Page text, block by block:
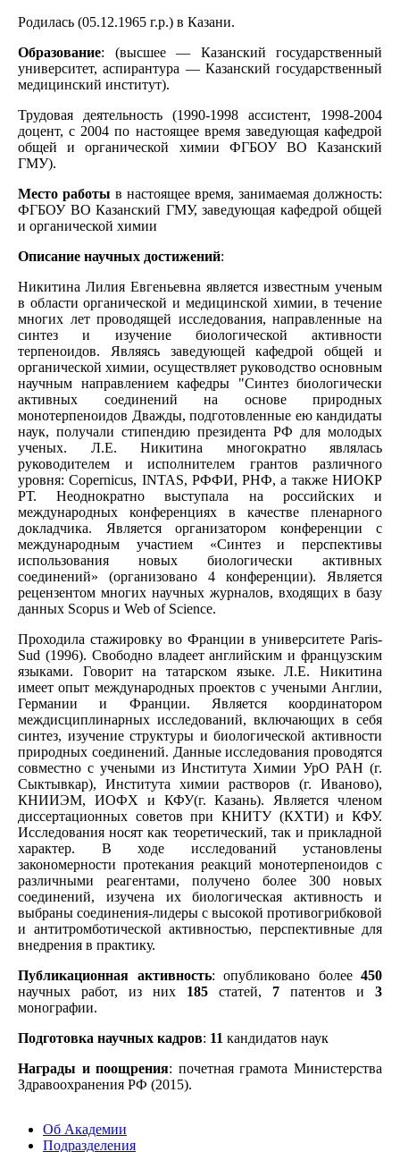
Родилась (05.12.1965 г.р.) в Казани.
Образование: (высшее — Казанский государственный
университет, аспирантура — Казанский государственный
медицинский институт).
Трудовая деятельность (1990-1998 ассистент, 1998-2004
доцент, с 2004 по настоящее время заведующая кафедрой
общей и органической химии ФГБОУ ВО Казанский
ГМУ).
Место работы в настоящее время, занимаемая должность:
ФГБОУ ВО Казанский ГМУ, заведующая кафедрой общей
и органической химии
Описание научных достижений:
Никитина Лилия Евгеньевна является известным ученым
в области органической и медицинской химии, в течение
многих лет проводящей исследования, направленные на
синтез и изучение биологической активности
терпеноидов. Являясь заведующей кафедрой общей и
органической химии, осуществляет руководство основным
научным направлением кафедры "Синтез биологически
активных соединений на основе природных
монотерпеноидов Дважды, подготовленные ею кандидаты
наук, получали стипендию президента РФ для молодых
ученых. Л.Е. Никитина многократно являлась
руководителем и исполнителем грантов различного
уровня: Сopernicus, INTAS, РФФИ, РНФ, а также НИОКР
РТ. Неоднократно выступала на российских и
международных конференциях в качестве пленарного
докладчика. Является организатором конференции с
международным участием «Синтез и перспективы
использования новых биологически активных
соединений» (организовано 4 конференции). Является
рецензентом многих научных журналов, входящих в базу
данных Scopus и Web of Science.
Проходила стажировку во Франции в университете Paris-
Sud (1996). Свободно владеет английским и французским
языками. Говорит на татарском языке. Л.Е. Никитина
имеет опыт международных проектов с учеными Англии,
Германии и Франции. Является координатором
междисциплинарных исследований, включающих в себя
синтез, изучение структуры и биологической активности
природных соединений. Данные исследования проводятся
совместно с учеными из Института Химии УрО РАН (г.
Сыктывкар), Института химии растворов (г. Иваново),
КНИИЭМ, ИОФХ и КФУ(г. Казань). Является членом
диссертационных советов при КНИТУ (КХТИ) и КФУ.
Исследования носят как теоретический, так и прикладной
характер. В ходе исследований установлены
закономерности протекания реакций монотерпеноидов с
различными реагентами, получено более 300 новых
соединений, изучена их биологическая активность и
выбраны соединения-лидеры с высокой противогрибковой
и антитромботической активностью, перспективные для
внедрения в практику.
Публикационная активность: опубликовано более 450
научных работ, из них 185 статей, 7 патентов и 3
монографии.
Подготовка научных кадров: 11 кандидатов наук
Награды и поощрения: почетная грамота Министерства
Здравоохранения РФ (2015).
Об Академии
Подразделения